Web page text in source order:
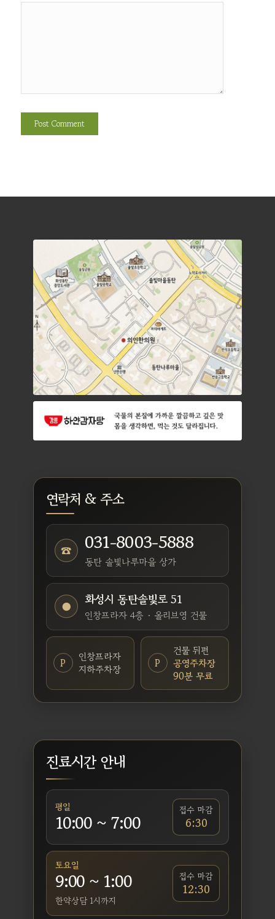
연락처 & 주소
☎ 031-8003-5888
동탄 솔빛나루마을 상가
● 화성시 동탄솔빛로 51
인창프라자 4층 · 올리브영 건물
P
인창프라자
지하주차장
P
건물 뒤편
공영주차장
90분 무료
진료시간 안내
평일
10:00 ~ 7:00
접수 마감
6:30
토요일
9:00 ~ 1:00
한약상담 1시까지
접수 마감
12:30